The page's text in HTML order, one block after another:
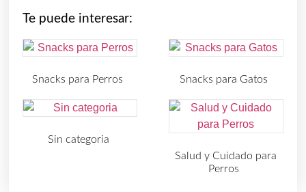
Te puede interesar:
Snacks para Perros Snacks para Gatos
Sin categoria
Salud y Cuidado para
Perros